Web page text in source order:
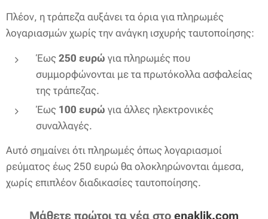
Πλέον, η τράπεζα αυξάνει τα όρια για πληρωμές
λογαριασμών χωρίς την ανάγκη ισχυρής ταυτοποίησης:
Έως 250 ευρώ για πληρωμές που
συμμορφώνονται με τα πρωτόκολλα ασφαλείας
της τράπεζας.
Έως 100 ευρώ για άλλες ηλεκτρονικές
συναλλαγές.
Αυτό σημαίνει ότι πληρωμές όπως λογαριασμοί
ρεύματος έως 250 ευρώ θα ολοκληρώνονται άμεσα,
χωρίς επιπλέον διαδικασίες ταυτοποίησης.
Μάθετε πρώτοι τα νέα στο enaklik.com